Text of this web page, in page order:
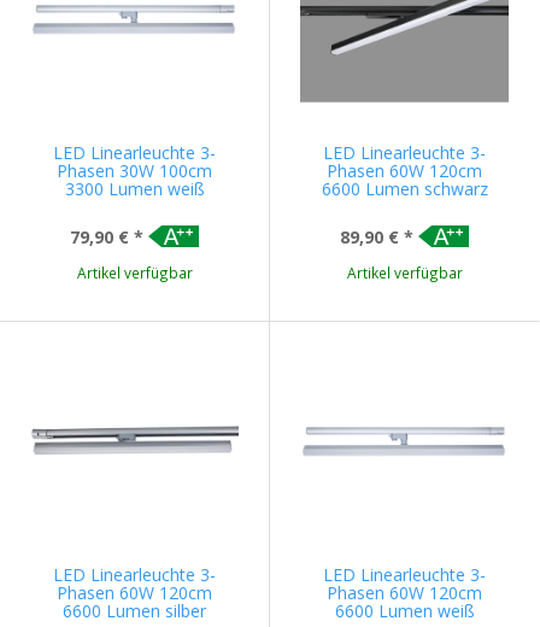
LED Linearleuchte 3-
Phasen 30W 100cm
3300 Lumen weiß
79,90 € *
Artikel verfügbar
LED Linearleuchte 3-
Phasen 60W 120cm
6600 Lumen schwarz
89,90 € *
Artikel verfügbar
LED Linearleuchte 3-
Phasen 60W 120cm
6600 Lumen silber
LED Linearleuchte 3-
Phasen 60W 120cm
6600 Lumen weiß